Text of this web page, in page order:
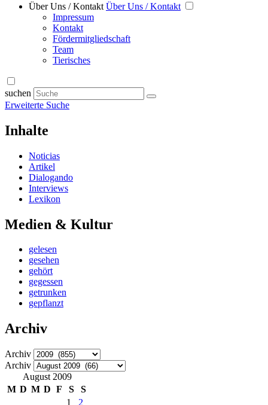
Über Uns / Kontakt Über Uns / Kontakt
Impressum
Kontakt
Fördermitgliedschaft
Team
Tierisches
suchen
Erweiterte Suche
Inhalte
Noticias
Artikel
Dialogando
Interviews
Lexikon
Medien & Kultur
gelesen
gesehen
gehört
gegessen
getrunken
gepflanzt
Archiv
Archiv
Archiv
August 2009
M D M D F S
S
1
2